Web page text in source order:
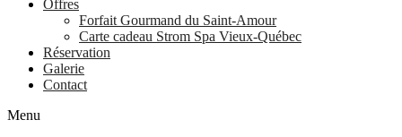
Offres
Forfait Gourmand du Saint-Amour
Carte cadeau Strom Spa Vieux-Québec
Réservation
Galerie
Contact
Menu